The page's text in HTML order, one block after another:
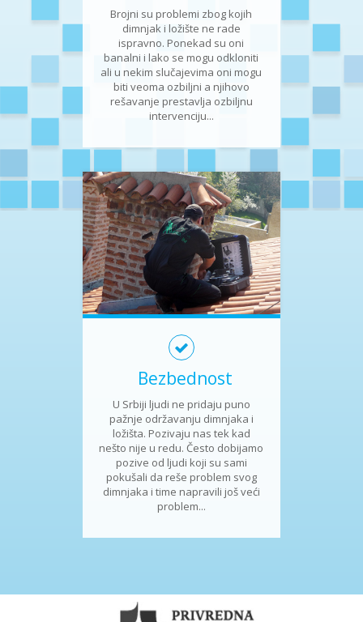
Brojni su problemi zbog kojih
dimnjak i ložište ne rade
ispravno. Ponekad su oni
banalni i lako se mogu odkloniti
ali u nekim slučajevima oni mogu
biti veoma ozbiljni a njihovo
rešavanje prestavlja ozbiljnu
intervenciju...
Bezbednost
U Srbiji ljudi ne pridaju puno
pažnje održavanju dimnjaka i
ložišta. Pozivaju nas tek kad
nešto nije u redu. Često dobijamo
pozive od ljudi koji su sami
pokušali da reše problem svog
dimnjaka i time napravili još veći
problem...